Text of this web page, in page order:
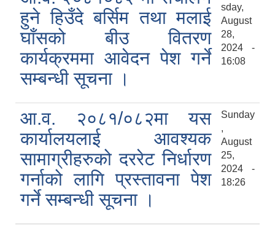
हुने हिउँदे बर्सिम तथा मलाई
घाँसको बीउ वितरण
कार्यक्रममा आवेदन पेश गर्ने
सम्बन्धी सूचना ।
sday,
August
28,
2024 -
16:08
आ.व. २०८१/०८२मा यस
कार्यालयलाई आवश्यक
सामाग्रीहरुको दररेट निर्धारण
गर्नाको लागि प्रस्तावना पेश
गर्ने सम्बन्धी सूचना ।
Sunday
,
August
25,
2024 -
18:26